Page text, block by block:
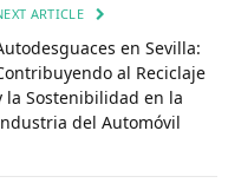
ARTICLE
en Sevilla:
al Reciclaje
la Sostenibilidad en la
del Automóvil